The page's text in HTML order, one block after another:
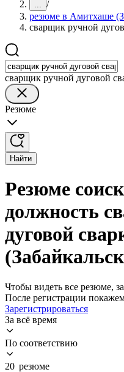
... /
резюме в Амитхаше
сварщик ручной
сварщик ручной дуговой
Резюме
Найти
Резюме
должность
дуговой
Чтобы видеть все резюме,
После регистрации
Зарегистрироваться
За всё время
По соответствию
20 резюме